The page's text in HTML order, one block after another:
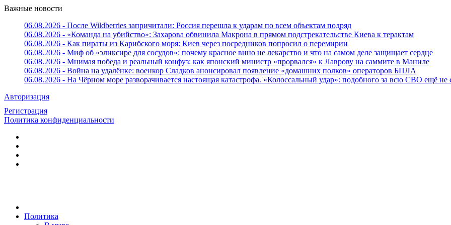
Важные новости
06.08.2026 - После Wildberries запричитали: Россия перешла к ударам по всем объектам подряд
06.08.2026 - «Команда на убийство»: Захарова обвинила Макрона в прямом подстрекательстве Киева к терактам
06.08.2026 - Как пираты из Карибского моря: Киев через посредников попросил о перемирии
06.08.2026 - Миф об «эликсире для сосудов»: почему красное вино не лекарство и что на самом деле защищает сердце
06.08.2026 - Мнимая победа и реальный конфуз: как японский министр «прорвался» к Лаврову на саммите в Маниле
06.08.2026 - Война на удалёнке: военкор Сладков анонсировал появление «домашних полков» операторов БПЛА
06.08.2026 - На Чёрном море разворачивается настоящая катастрофа. «Колоссальный удар»: подобного за всю СВО ещё не
Авторизация
Регистрация
Политика конфиденциальности
Политика